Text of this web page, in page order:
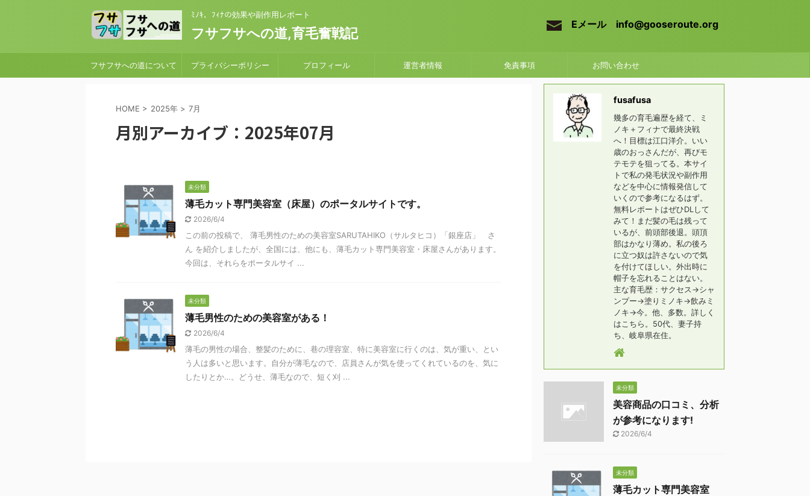
ﾐﾉｷ、ﾌｨﾅの効果や副作用レポート
フサフサへの道,育毛奮戦記
Eメール info@gooseroute.org
フサフサへの道について プライバシーポリシー プロフィール 運営者情報 免責事項 お問い合わせ
HOME > 2025年 > 7月
月別アーカイブ：2025年07月
未分類
薄毛カット専門美容室（床屋）のポータルサイトです。
2026/6/4
この前の投稿で、 薄毛男性のための美容室SARUTAHIKO（サルタヒコ）「銀座店」 さ
ん を紹介しましたが、全国には、他にも、薄毛カット専門美容室・床屋さんがあります。
今回は、それらをポータルサイ ...
未分類
薄毛男性のための美容室がある！
2026/6/4
薄毛の男性の場合、整髪のために、巷の理容室、特に美容室に行くのは、気が重い、とい
う人は多いと思います。自分が薄毛なので、店員さんが気を使ってくれているのを、気に
したりとか…。どうせ、薄毛なので、短く刈 ...
fusafusa
幾多の育毛遍歴を経て、ミ
ノキ＋フィナで最終決戦
へ！目標は江口洋介。いい
歳のおっさんだが、再びモ
テモテを狙ってる。本サイ
トで私の発毛状況や副作用
などを中心に情報発信して
いくので参考になるはず。
無料レポートはぜひDLして
みて！まだ髪の毛は残って
いるが、前頭部後退。頭頂
部はかなり薄め。私の後ろ
に立つ奴は許さないので気
を付けてほしい。外出時に
帽子を忘れることはない。
主な育毛歴：サクセス→シャ
ンプー→塗りミノキ→飲みミ
ノキ→今。他、多数。詳しく
はこちら。50代、妻子持
ち、岐阜県在住。
未分類
美容商品の口コミ、分析
が参考になります!
2026/6/4
未分類
薄毛カット専門美容室